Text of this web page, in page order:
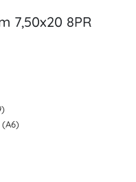
7,50x20 8PR